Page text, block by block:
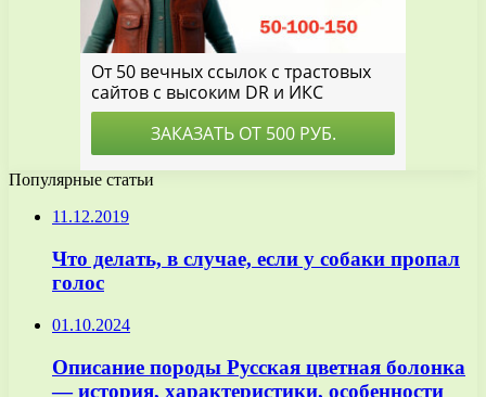
Популярные статьи
11.12.2019
Что делать, в случае, если у собаки пропал
голос
01.10.2024
Описание породы Русская цветная болонка
— история, характеристики, особенности